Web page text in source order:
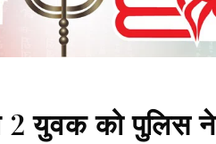
2 युवक को पुलिस